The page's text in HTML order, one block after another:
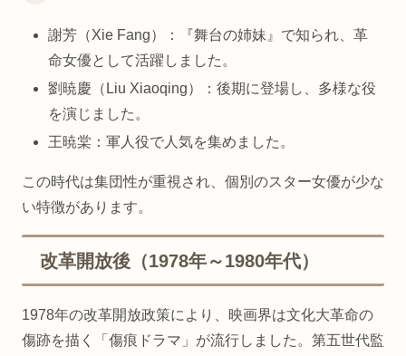
謝芳（Xie Fang）：『舞台の姉妹』で知られ、革
命女優として活躍しました。
劉暁慶（Liu Xiaoqing）：後期に登場し、多様な役
を演じました。
王暁棠：軍人役で人気を集めました。
この時代は集団性が重視され、個別のスター女優が少な
い特徴があります。
改革開放後（1978年～1980年代）
1978年の改革開放政策により、映画界は文化大革命の
傷跡を描く「傷痕ドラマ」が流行しました。第五世代監